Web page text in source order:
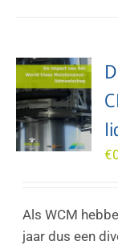
€
Als WCM
jaar dus een